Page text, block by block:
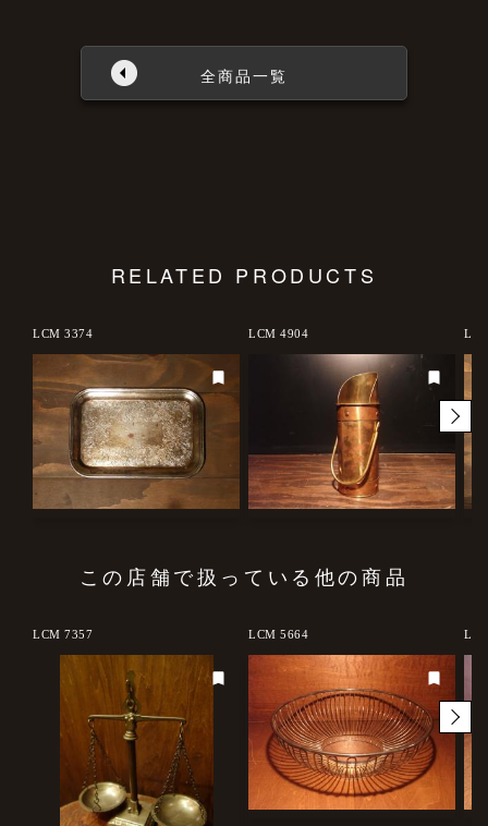
全商品一覧
RELATED PRODUCTS
LCM 3374 LCM 4904
この店舗で扱っている他の商品
LCM 7357 LCM 5664